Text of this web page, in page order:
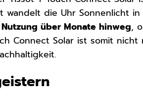
wandelt die Uhr Sonnenlicht
über Monate hinweg,
Connect Solar ist somit